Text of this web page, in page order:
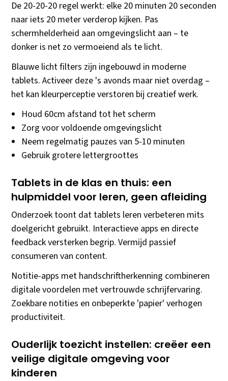
De 20-20-20 regel werkt: elke 20 minuten 20 seconden
naar iets 20 meter verderop kijken. Pas
schermhelderheid aan omgevingslicht aan – te
donker is net zo vermoeiend als te licht.
Blauwe licht filters zijn ingebouwd in moderne
tablets. Activeer deze 's avonds maar niet overdag –
het kan kleurperceptie verstoren bij creatief werk.
Houd 60cm afstand tot het scherm
Zorg voor voldoende omgevingslicht
Neem regelmatig pauzes van 5-10 minuten
Gebruik grotere lettergroottes
Tablets in de klas en thuis: een
hulpmiddel voor leren, geen afleiding
Onderzoek toont dat tablets leren verbeteren mits
doelgericht gebruikt. Interactieve apps en directe
feedback versterken begrip. Vermijd passief
consumeren van content.
Notitie-apps met handschriftherkenning combineren
digitale voordelen met vertrouwde schrijfervaring.
Zoekbare notities en onbeperkte 'papier' verhogen
productiviteit.
Ouderlijk toezicht instellen: creëer een
veilige digitale omgeving voor
kinderen